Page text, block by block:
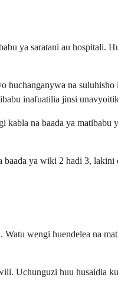
ya saratani au hospitali.
na
inafuatilia jinsi
na baada ya matibabu
ya wiki 2 hadi 3, lakini
wengi huendelea na
Uchunguzi huu husaidia